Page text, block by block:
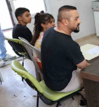
Politika
Resmi İlan
Sağlık
Spor